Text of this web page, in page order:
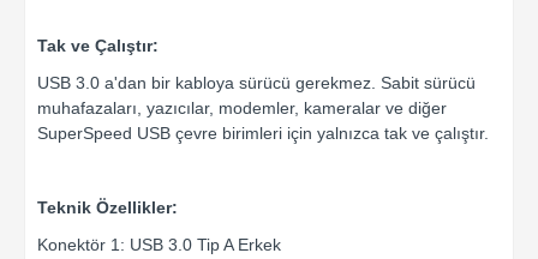
Tak ve Çalıştır:
USB 3.0 a'dan bir kabloya sürücü gerekmez. Sabit sürücü
muhafazaları, yazıcılar, modemler, kameralar ve diğer
SuperSpeed ​​USB çevre birimleri için yalnızca tak ve çalıştır.
Teknik Özellikler:
Konektör 1: USB 3.0 Tip A Erkek